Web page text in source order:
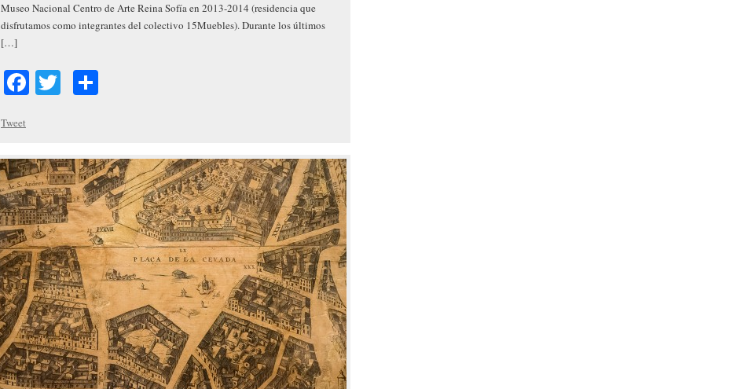
Museo Nacional Centro de Arte Reina Sofía en 2013-2014 (residencia que
disfrutamos como integrantes del colectivo 15Muebles). Durante los últimos
[…]
Facebook
Twitter
Tweet